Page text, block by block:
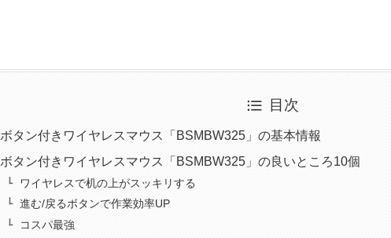
目次
ボタン付きワイヤレスマウス「BSMBW325」の基本情報
ボタン付きワイヤレスマウス「BSMBW325」の良いところ10個
ワイヤレスで机の上がスッキリする
進む/戻るボタンで作業効率UP
コスパ最強